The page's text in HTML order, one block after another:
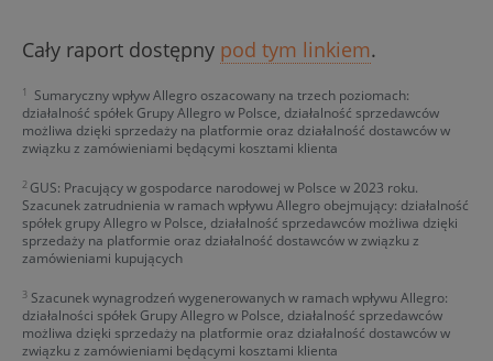
Cały raport dostępny pod tym linkiem.
1
Sumaryczny wpływ Allegro oszacowany na trzech poziomach:
działalność spółek Grupy Allegro w Polsce, działalność sprzedawców
możliwa dzięki sprzedaży na platformie oraz działalność dostawców w
związku z zamówieniami będącymi kosztami klienta
2 GUS: Pracujący w gospodarce narodowej w Polsce w 2023 roku.
Szacunek zatrudnienia w ramach wpływu Allegro obejmujący: działalność
spółek grupy Allegro w Polsce, działalność sprzedawców możliwa dzięki
sprzedaży na platformie oraz działalność dostawców w związku z
zamówieniami kupujących
3 Szacunek wynagrodzeń wygenerowanych w ramach wpływu Allegro:
działalności spółek Grupy Allegro w Polsce, działalność sprzedawców
możliwa dzięki sprzedaży na platformie oraz działalność dostawców w
związku z zamówieniami będącymi kosztami klienta